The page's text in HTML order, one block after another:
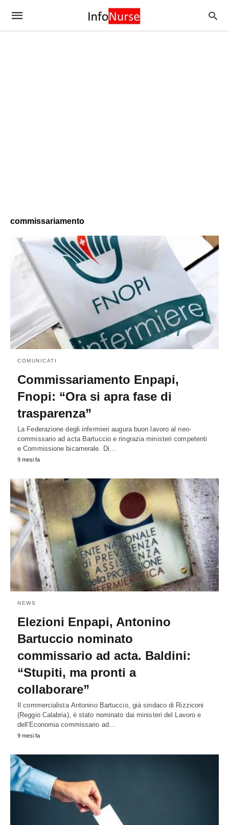
commissariamento
COMUNICATI
Commissariamento Enpapi,
Fnopi: “Ora si apra fase di
trasparenza”
La Federazione degli infermieri augura buon lavoro al neo-
commissario ad acta Bartuccio e ringrazia ministeri competenti
e Commissione bicamerale. Di…
9 mesi fa
NEWS
Elezioni Enpapi, Antonino
Bartuccio nominato
commissario ad acta. Baldini:
“Stupiti, ma pronti a
collaborare”
Il commercialista Antonino Bartuccio, già sindaco di Rizziconi
(Reggio Calabria), è stato nominato dai ministeri del Lavoro e
dell'Economia commissario ad…
9 mesi fa